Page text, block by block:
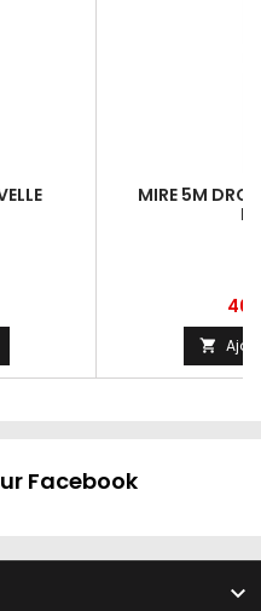
MIRE 5M
Prix

Facebook
